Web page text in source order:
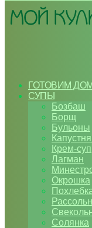
ГОТОВИМ
СУПЫ
Бозбаш
Борщ
Бульоны
Крем-суп
Лагман
Окрошка
Солянка